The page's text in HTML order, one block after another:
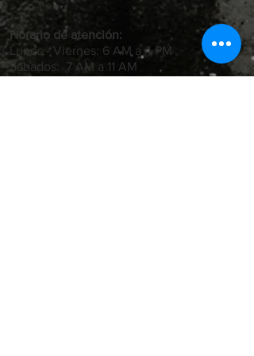
Horario de atención:
Lunes - Viernes: 6 AM a 4 PM
Sábados: 7 AM a 11 AM